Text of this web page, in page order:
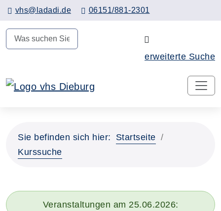
vhs@ladadi.de 06151/881-2301
erweiterte Suche
Hauptinhalt anspringen
Sie befinden sich hier:
Startseite
Kurssuche
Veranstaltungen am 25.06.2026: